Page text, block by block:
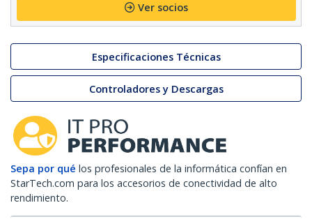
Ver socios
Especificaciones Técnicas
Controladores y Descargas
Sepa por qué los profesionales de la informática confían en
StarTech.com para los accesorios de conectividad de alto
rendimiento.